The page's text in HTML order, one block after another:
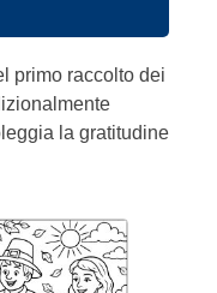
primo raccolto dei
la gratitudine